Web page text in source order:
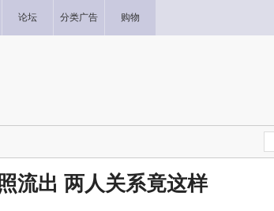
论坛 分类广告 购物
流出 两人关系竟这样